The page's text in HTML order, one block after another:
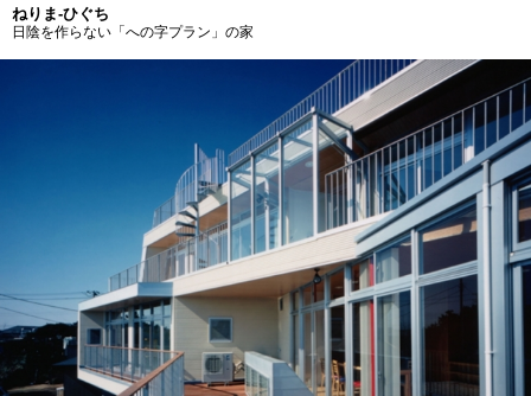
ねりま-ひぐち
日陰を作らない「への字プラン」の家